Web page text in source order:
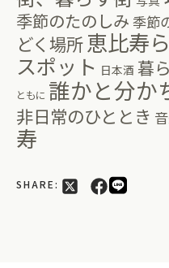
季節のたのしみ 季節
どく場所恵比寿
スポット 日本酒 暮
ともに 誰かと分か
非日常のひととき
寿
SHARE: